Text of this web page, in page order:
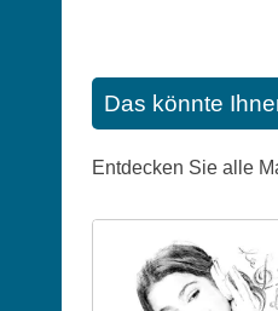
Das könnte
Entdecken Sie alle